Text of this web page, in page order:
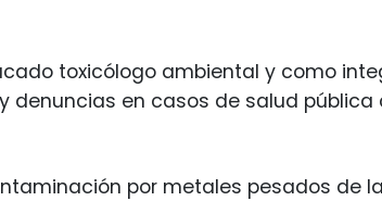
toxicólogo ambiental y como
denuncias en casos de salud
por metales pesados de